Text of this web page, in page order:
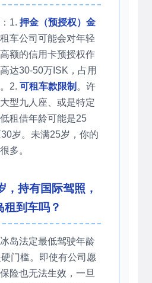
1. 押金（预授权）金
车公司可能会对年轻
额的信用卡预授权作
达30-50万ISK，占用
2. 可租车款限制 。许
型九人座、或是特定
租借年龄可能是25
岁。未满25岁，你的
多。
，持有国际驾照，
租到车吗？
岛法定最低驾驶年龄
门槛。即使有公司愿
险也无法生效，一旦